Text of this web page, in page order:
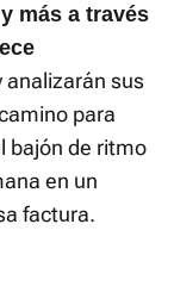
más a través
analizarán sus
para
bajón de ritmo
en un
factura.